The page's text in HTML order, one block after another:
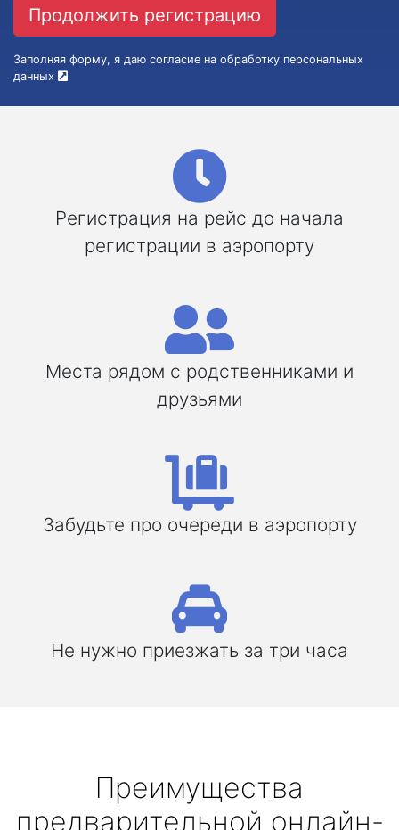
Заполняя форму, я даю согласие на обработку персональных
данных
Регистрация на рейс до начала
регистрации в аэропорту
Места рядом с родственниками и
друзьями
Забудьте про очереди в аэропорту
Не нужно приезжать за три часа
Преимущества
предварительной онлайн-